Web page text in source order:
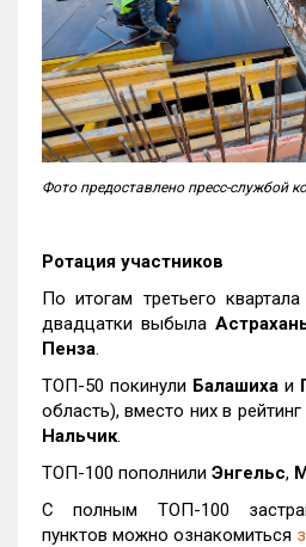
Фото предоставлено пресс-службой
Ротация участников
По итогам третьего
двадцатки выбыла
Пенза.
ТОП-50 покинули Балашиха и
область), вместо них в
Нальчик.
ТОП-100 пополнили Энгельс,
С полным ТОП-100
пунктов можно ознакомиться